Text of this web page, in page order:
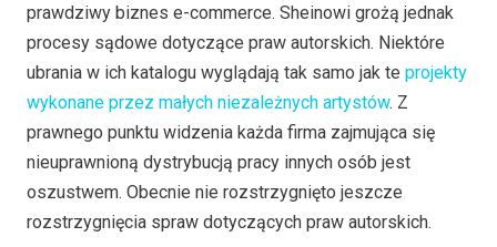
prawdziwy biznes e-commerce. Sheinowi grożą jednak
procesy sądowe dotyczące praw autorskich. Niektóre
ubrania w ich katalogu wyglądają tak samo jak te projekty
wykonane przez małych niezależnych artystów. Z
prawnego punktu widzenia każda firma zajmująca się
nieuprawnioną dystrybucją pracy innych osób jest
oszustwem. Obecnie nie rozstrzygnięto jeszcze
rozstrzygnięcia spraw dotyczących praw autorskich.